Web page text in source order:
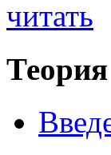
читать
Теория